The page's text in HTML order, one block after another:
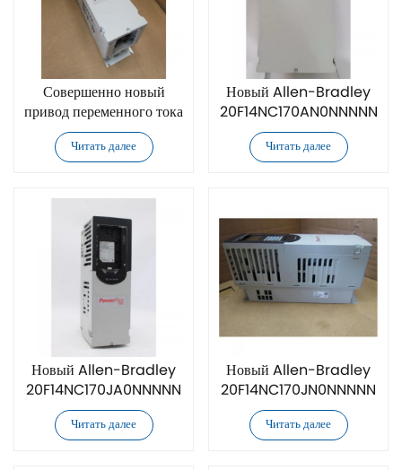
Совершенно новый
привод переменного тока
Allen-Bradley
20F14NC170AA0NNNNN
Читать далее
Новый Allen-Bradley
20F14NC170AN0NNNNN
привод переменного тока
Читать далее
Новый Allen-Bradley
20F14NC170JA0NNNNN
привод переменного тока
Читать далее
Новый Allen-Bradley
20F14NC170JN0NNNNN
привод переменного тока
Читать далее